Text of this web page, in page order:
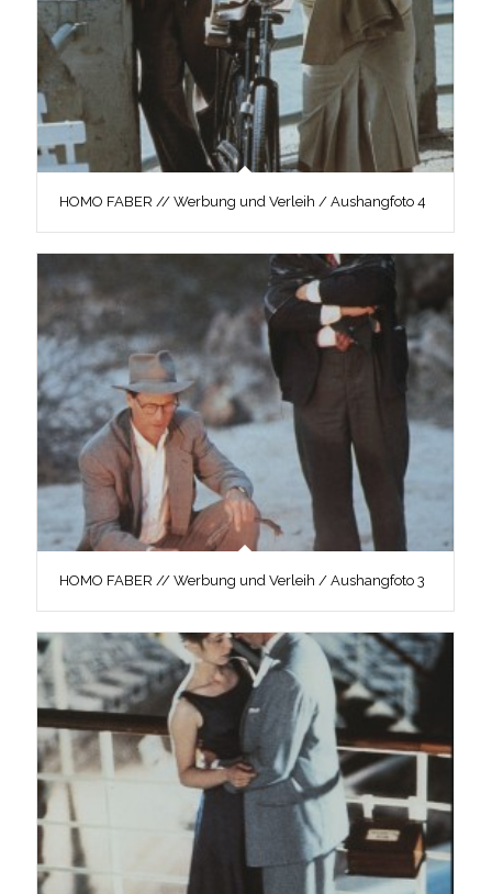
HOMO FABER // Werbung und Verleih / Aushangfoto 4
HOMO FABER // Werbung und Verleih / Aushangfoto 3